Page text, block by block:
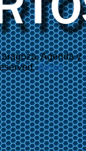
Agenda y
Aviso